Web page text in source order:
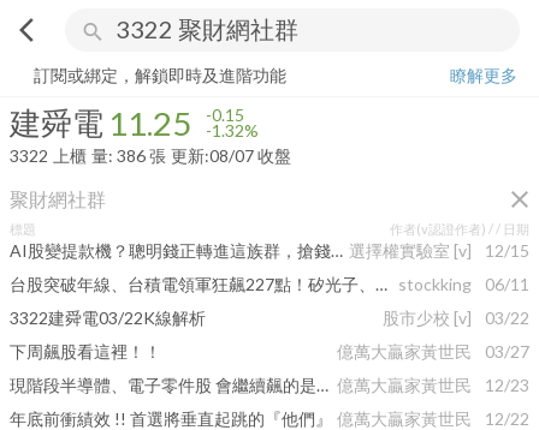
arrow_back_ios search
建舜電 11.25 -1.32%
訂閱或綁定，解鎖即時及進階功能
瞭解更多
建舜電 11.25 -0.15
-1.32%
3322
上櫃 量: 386張 更新:08/07 收盤
聚財網社群 close
標題 作者(v認證作者) / / 日期
AI股變提款機？聰明錢正轉進這族群，搶錢看這裡... 選擇權實驗室 [v]
12/15
台股突破年線、台積電領軍狂飆227點！矽光子、航運、生技全面齊揚 stockking
06/11
3322建舜電03/22K線解析
股市少校 [v]
03/22
下周飆股看這裡！！
億萬大贏家黃世民
03/27
現階段半導體、電子零件股 會繼續飆的是誰!? 億萬大贏家黃世民
12/23
年底前衝績效 !! 首選將垂直起跳的『他們』
億萬大贏家黃世民
12/22